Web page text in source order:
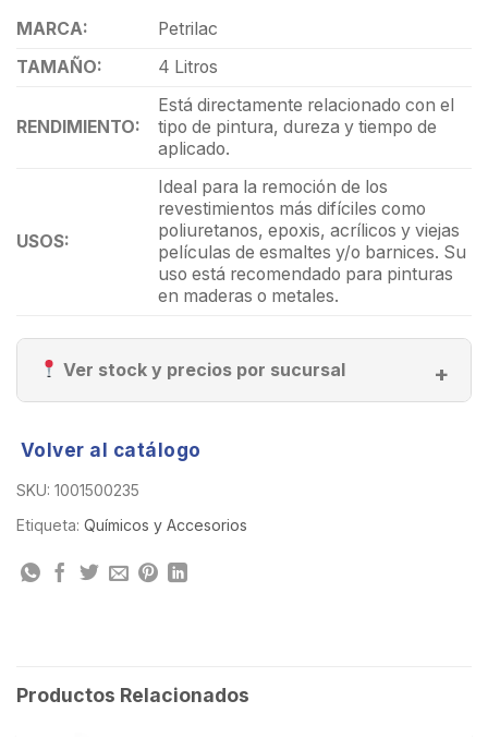
MARCA:
Petrilac
TAMAÑO:
4 Litros
RENDIMIENTO:
Está directamente relacionado con el
tipo de pintura, dureza y tiempo de
aplicado.
USOS:
Ideal para la remoción de los
revestimientos más difíciles como
poliuretanos, epoxis, acrílicos y viejas
películas de esmaltes y/o barnices. Su
uso está recomendado para pinturas
en maderas o metales.
Ver stock y precios por sucursal
Volver al catálogo
SKU: 1001500235
Etiqueta: Químicos y Accesorios
Productos Relacionados